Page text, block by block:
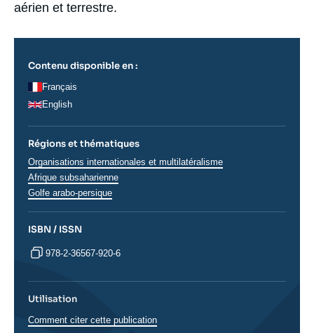
aérien et terrestre.
Contenu disponible en :
Français
English
Régions et thématiques
Thématiques
analyses
Organisations internationales et multilatéralisme
Régions
Afrique subsaharienne
Golfe arabo-persique
ISBN / ISSN
978-2-36567-920-6
Utilisation
Comment citer cette publication